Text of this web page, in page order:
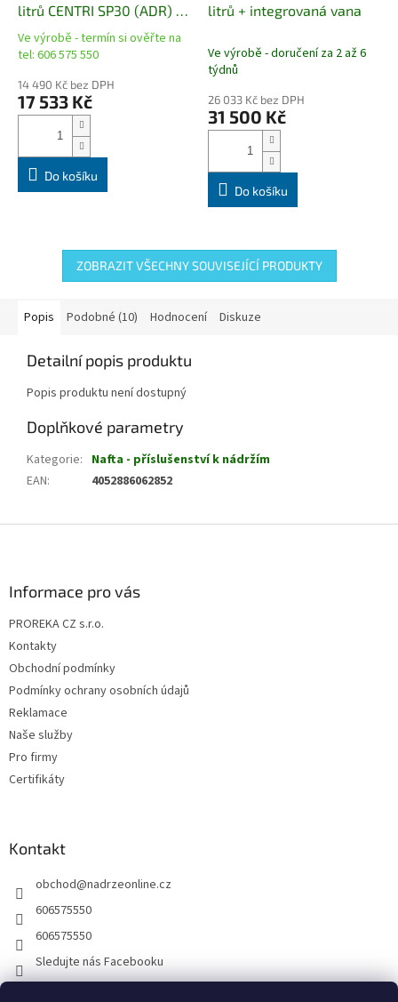
litrů CENTRI SP30 (ADR) +
víko
Průměrné
produktu
je
5,0
hvězdiček.
Ve výrobě - termín si ověřte na
tel: 606 575 550
14 490 Kč bez DPH
17 533 Kč
Do košíku
litrů + integrovaná vana
Ve výrobě - doručení za 2 až 6
týdnů
26 033 Kč bez DPH
31 500 Kč
Do košíku
ZOBRAZIT VŠECHNY SOUVISEJÍCÍ PRODUKTY
Popis Podobné (10) Hodnocení Diskuze
Detailní popis produktu
Popis produktu není dostupný
Doplňkové parametry
Kategorie: Nafta - příslušenství k nádržím
EAN: 4052886062852
Informace pro vás
PROREKA CZ s.r.o.
Kontakty
Obchodní podmínky
Podmínky ochrany osobních údajů
Reklamace
Naše služby
Pro firmy
Certifikáty
Kontakt
obchod@nadrzeonline.cz
606575550
606575550
Sledujte nás Facebooku